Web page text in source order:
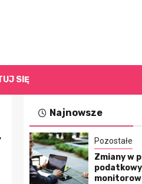
SIĘ
Najnowsze
Pozostałe
Zmiany w